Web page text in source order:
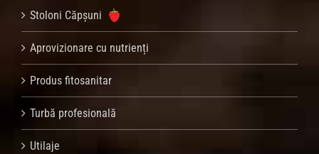
Stoloni Căpșuni
Aprovizionare cu nutrienți
Produs fitosanitar
Turbă profesională
Utilaje